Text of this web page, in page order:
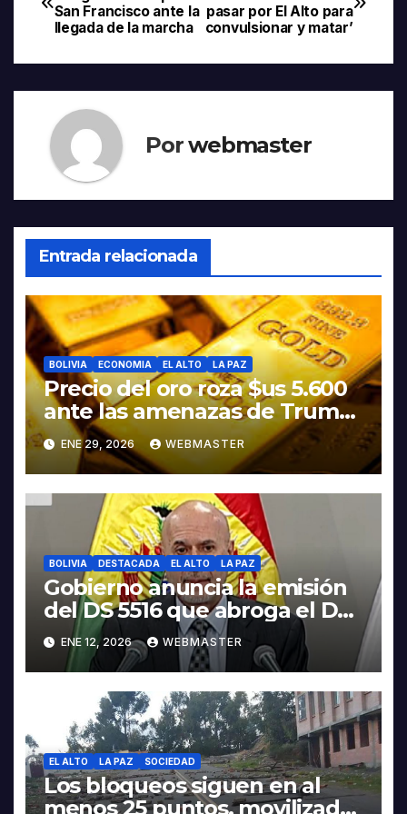
de
entradas
pasar por El Alto para
convulsionar y matar’
San Francisco ante la
llegada de la marcha
Porwebmaster
Entrada relacionada
BOLIVIA ECONOMIA EL ALTO LA PAZ
Precio del oro roza $us 5.600
ante las amenazas de Trump
contra Irán
ENE 29, 2026 WEBMASTER
BOLIVIA DESTACADA EL ALTO LA PAZ
Gobierno anuncia la emisión
del DS 5516 que abroga el DS
5503
ENE 12, 2026 WEBMASTER
EL ALTO LA PAZ SOCIEDAD
Los bloqueos siguen en al
menos 25 puntos, movilizados